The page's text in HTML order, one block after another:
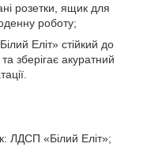
розетки, ящик для
роботу;
Еліт» стійкий до
зберігає акуратний
ЛДСП «Білий Еліт»;